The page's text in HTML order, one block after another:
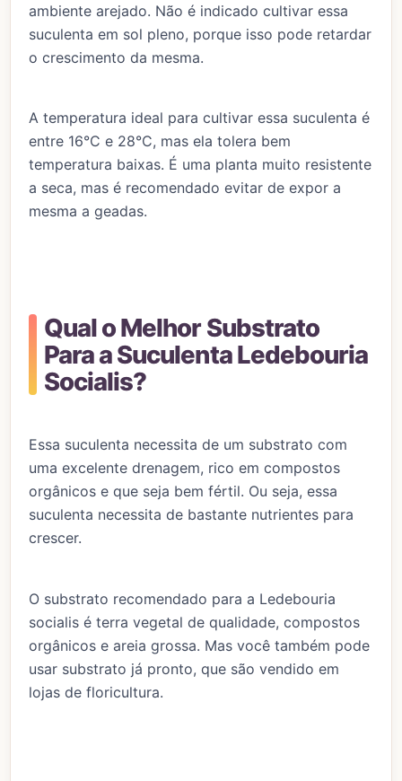
ambiente arejado. Não é indicado cultivar essa
suculenta em sol pleno, porque isso pode retardar
o crescimento da mesma.
A temperatura ideal para cultivar essa suculenta é
entre 16°C e 28°C, mas ela tolera bem
temperatura baixas. É uma planta muito resistente
a seca, mas é recomendado evitar de expor a
mesma a geadas.
Qual o Melhor Substrato
Para a Suculenta Ledebouria
Socialis?
Essa suculenta necessita de um substrato com
uma excelente drenagem, rico em compostos
orgânicos e que seja bem fértil. Ou seja, essa
suculenta necessita de bastante nutrientes para
crescer.
O substrato recomendado para a Ledebouria
socialis é terra vegetal de qualidade, compostos
orgânicos e areia grossa. Mas você também pode
usar substrato já pronto, que são vendido em
lojas de floricultura.